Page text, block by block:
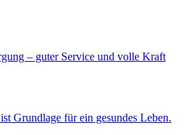
– guter Service und volle Kraft
Grundlage für ein gesundes Leben.